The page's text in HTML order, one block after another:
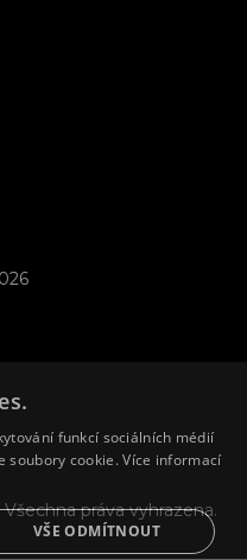
Všechna práva vyhrazena.
funkcí sociálních médií
soubory cookie.Více informací
VŠE ODMÍTNOUT